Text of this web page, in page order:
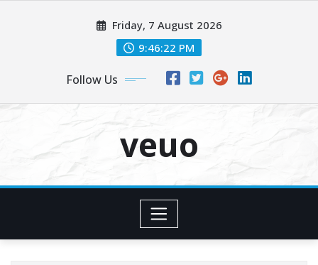
Friday, 7 August 2026
9:46:23 PM
Follow Us
veuo